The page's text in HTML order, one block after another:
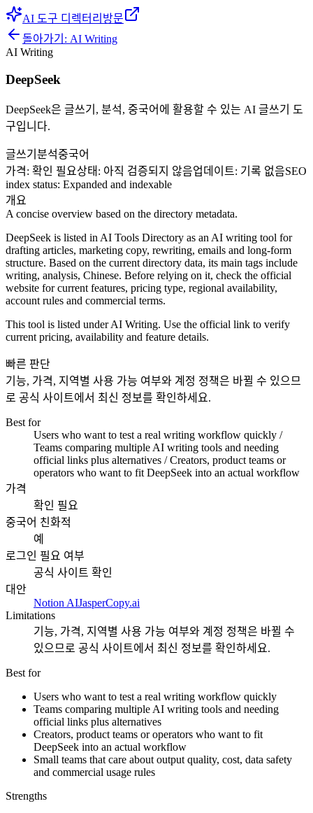
AI 도구 디렉터리 방문
돌아가기: AI Writing
AI Writing
DeepSeek
DeepSeek은 글쓰기, 분석, 중국어에 활용할 수 있는 AI 글쓰기 도
구입니다.
글쓰기 분석중국어
가격: 확인 필요상태 : 아직 검증되지 않음업데이트: 기록 없음SEO
index status: Expanded and indexable
개요
A concise overview based on the directory metadata.
DeepSeek is listed in AI Tools Directory as an AI writing tool for
drafting articles, marketing copy, rewriting, emails and long-form
structure. Based on the current directory data, its main tags include
writing, analysis, Chinese. Before relying on it, check the official
website for current features, pricing type, regional availability,
account rules and commercial terms.
This tool is listed under AI Writing. Use the official link to verify
current pricing, availability and feature details.
빠른 판단
기능, 가격, 지역별 사용 가능 여부와 계정 정책은 바뀔 수 있으므
로 공식 사이트에서 최신 정보를 확인하세요.
Best for
Users who want to test a real writing workflow quickly /
Teams comparing multiple AI writing tools and needing
official links plus alternatives / Creators, product teams or
operators who want to fit DeepSeek into an actual workflow
가격
확인 필요
중국어 친화적
예
로그인 필요 여부
공식 사이트 확인
대안
Notion AIJasperCopy.ai
Limitations
기능, 가격, 지역별 사용 가능 여부와 계정 정책은 바뀔 수
있으므로 공식 사이트에서 최신 정보를 확인하세요.
Best for
Users who want to test a real writing workflow quickly
Teams comparing multiple AI writing tools and needing
official links plus alternatives
Creators, product teams or operators who want to fit
DeepSeek into an actual workflow
Small teams that care about output quality, cost, data safety
and commercial usage rules
Strengths